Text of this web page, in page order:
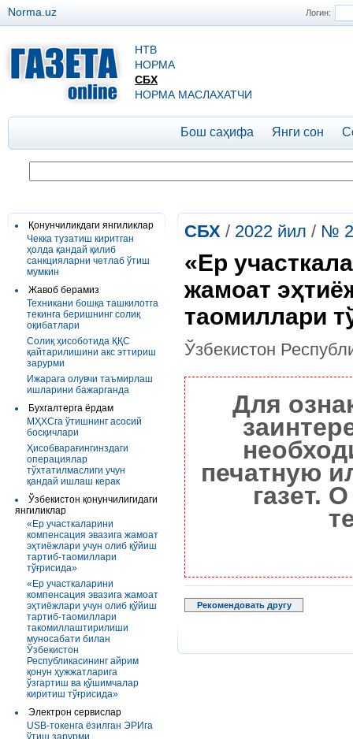
Логин:
Norma.uz
НТВ
НОРМА
СБХ
НОРМА МАСЛАХАТЧИ
Бош саҳифа Янги сон
Қонунчиликдаги янгиликлар
Чекка тузатиш киритган
ҳолда қандай қилиб
санкцияларни четлаб ўтиш
мумкин
Жавоб берамиз
Техникани бошқа ташкилотга
текинга беришнинг солиқ
оқибатлари
Солиқ ҳисоботида ҚҚС
қайтарилишини акс эттириш
зарурми
Ижарага олувчи таъмирлаш
ишларини бажарганда
Бухгалтерга ёрдам
МҲХСга ўтишнинг асосий
босқичлари
Ҳисобварағингинздаги
операциялар
тўхтатилмаслиги учун
қандай ишлаш керак
Ўзбекистон қонунчилигидаги
янгиликлар
«Ер участкаларини
компенсация эвазига жамоат
эҳтиёжлари учун олиб қўйиш
тартиб-таомиллари
тўғрисида»
«Ер участкаларини
компенсация эвазига жамоат
эҳтиёжлари учун олиб қўйиш
тартиб-таомиллари
такомиллаштирилиши
муносабати билан
Ўзбекистон
Республикасининг айрим
қонун ҳужжатларига
ўзгартиш ва қўшимчалар
киритиш тўғрисида»
Электрон сервислар
USB-токенга ёзилган ЭРИга
ўтиш зарурми
СБХ / 2022 йил / №
«Ер
жамоат
таомиллари
Ўзбекистон
Для
печатную
газет.
Рекомендовать другу